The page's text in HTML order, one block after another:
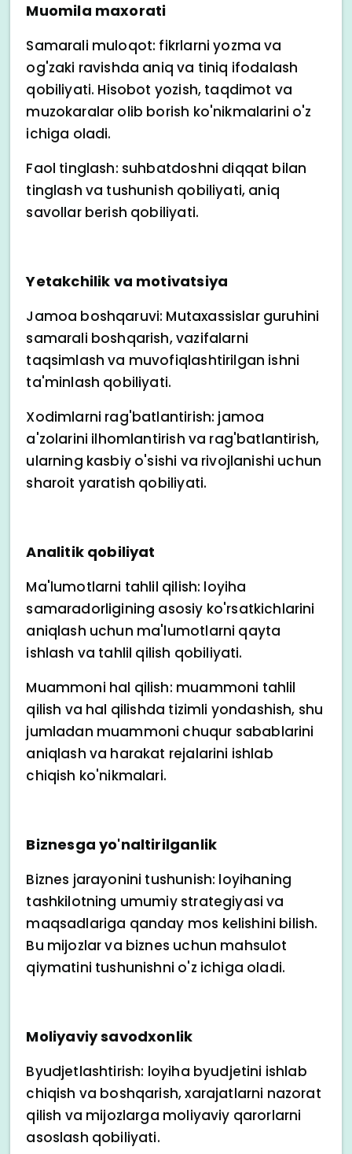
Muomila maxorati
Samarali muloqot: fikrlarni yozma va
og'zaki ravishda aniq va tiniq ifodalash
qobiliyati. Hisobot yozish, taqdimot va
muzokaralar olib borish ko'nikmalarini o'z
ichiga oladi.
Faol tinglash: suhbatdoshni diqqat bilan
tinglash va tushunish qobiliyati, aniq
savollar berish qobiliyati.
Yetakchilik va motivatsiya
Jamoa boshqaruvi: Mutaxassislar guruhini
samarali boshqarish, vazifalarni
taqsimlash va muvofiqlashtirilgan ishni
ta'minlash qobiliyati.
Xodimlarni rag'batlantirish: jamoa
a'zolarini ilhomlantirish va rag'batlantirish,
ularning kasbiy o'sishi va rivojlanishi uchun
sharoit yaratish qobiliyati.
Analitik qobiliyat
Ma'lumotlarni tahlil qilish: loyiha
samaradorligining asosiy ko'rsatkichlarini
aniqlash uchun ma'lumotlarni qayta
ishlash va tahlil qilish qobiliyati.
Muammoni hal qilish: muammoni tahlil
qilish va hal qilishda tizimli yondashish, shu
jumladan muammoni chuqur sabablarini
aniqlash va harakat rejalarini ishlab
chiqish ko'nikmalari.
Biznesga yo'naltirilganlik
Biznes jarayonini tushunish: loyihaning
tashkilotning umumiy strategiyasi va
maqsadlariga qanday mos kelishini bilish.
Bu mijozlar va biznes uchun mahsulot
qiymatini tushunishni o'z ichiga oladi.
Moliyaviy savodxonlik
Byudjetlashtirish: loyiha byudjetini ishlab
chiqish va boshqarish, xarajatlarni nazorat
qilish va mijozlarga moliyaviy qarorlarni
asoslash qobiliyati.